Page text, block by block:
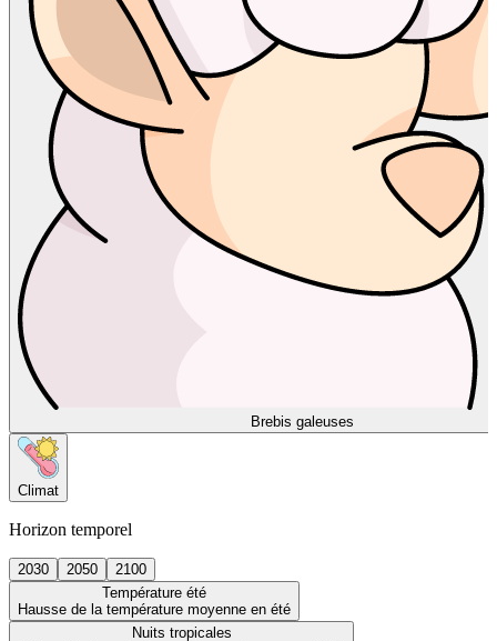
Brebis galeuses
Climat
Horizon temporel
2030 2050
2100
Température été
Hausse de la température moyenne en été
Nuits tropicales